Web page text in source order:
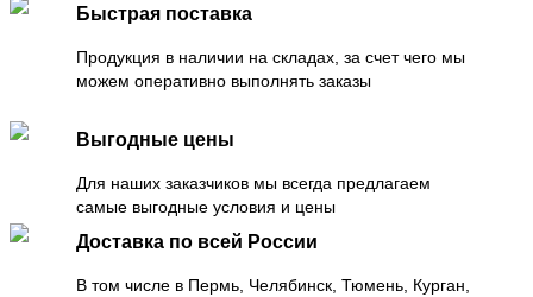
Быстрая поставка
Продукция в наличии на складах, за счет чего мы
можем оперативно выполнять заказы
Выгодные цены
Для наших заказчиков мы всегда предлагаем
самые выгодные условия и цены
Доставка по всей России
В том числе в Пермь, Челябинск, Тюмень, Курган,